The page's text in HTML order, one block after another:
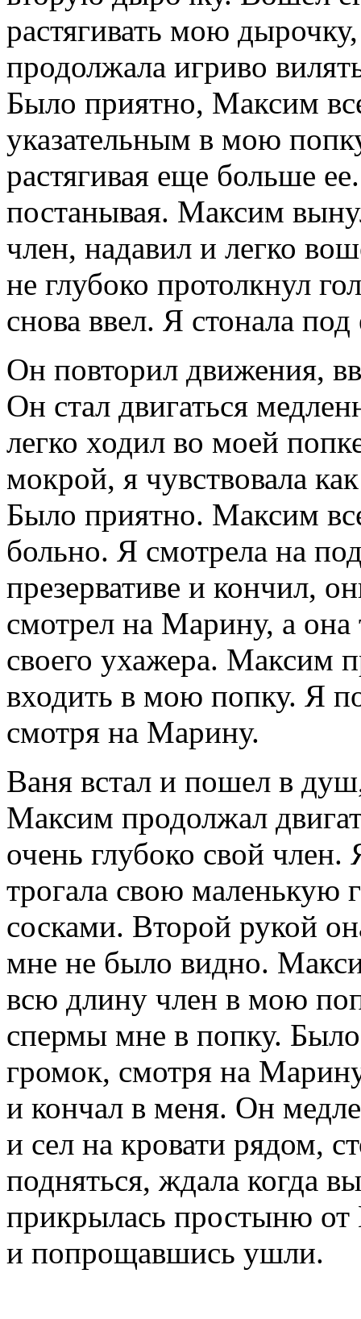
растягивать мою
продолжала игриво
Было приятно, Максим
указательным в мою
растягивая еще больше
постанывая. Максим
член, надавил и легко
не глубоко протолкнул
снова ввел. Я стонала
Он повторил движения,
Он стал двигаться
легко ходил во моей
мокрой, я чувствовала
Было приятно. Максим
больно. Я смотрела на
презервативе и кончил,
смотрел на Марину, а она
своего ухажера. Максим
входить в мою попку. Я
смотря на Марину.
Ваня встал и пошел в
Максим продолжал
очень глубоко свой
трогала свою маленькую
сосками. Второй рукой
мне не было видно.
всю длину член в мою
спермы мне в попку. Было
громок, смотря на
и кончал в меня. Он
и сел на кровати рядом,
подняться, ждала когда
прикрылась простыню
и попрощавшись ушли.